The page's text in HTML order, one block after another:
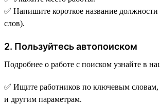
✅ Напишите короткое название должности
слов).
2. Пользуйтесь автопоиском
Подробнее о работе с поиском узнайте в
✅ Ищите работников по ключевым словам,
и другим параметрам.